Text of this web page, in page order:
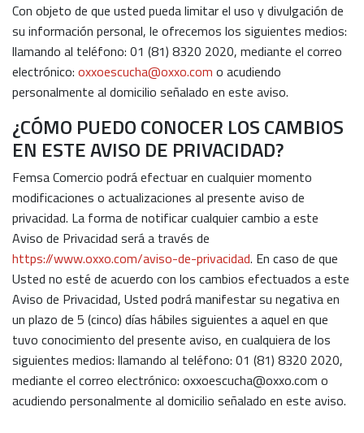
Con objeto de que usted pueda limitar el uso y divulgación de
su información personal, le ofrecemos los siguientes medios:
llamando al teléfono: 01 (81) 8320 2020, mediante el correo
electrónico: oxxoescucha@oxxo.com o acudiendo
personalmente al domicilio señalado en este aviso.
¿CÓMO PUEDO CONOCER LOS CAMBIOS
EN ESTE AVISO DE PRIVACIDAD?
Femsa Comercio podrá efectuar en cualquier momento
modificaciones o actualizaciones al presente aviso de
privacidad. La forma de notificar cualquier cambio a este
Aviso de Privacidad será a través de
https://www.oxxo.com/aviso-de-privacidad. En caso de que
Usted no esté de acuerdo con los cambios efectuados a este
Aviso de Privacidad, Usted podrá manifestar su negativa en
un plazo de 5 (cinco) días hábiles siguientes a aquel en que
tuvo conocimiento del presente aviso, en cualquiera de los
siguientes medios: llamando al teléfono: 01 (81) 8320 2020,
mediante el correo electrónico: oxxoescucha@oxxo.com o
acudiendo personalmente al domicilio señalado en este aviso.